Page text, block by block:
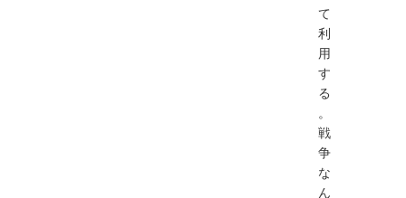
て
利
用
す
る
。
戦
争
な
ん